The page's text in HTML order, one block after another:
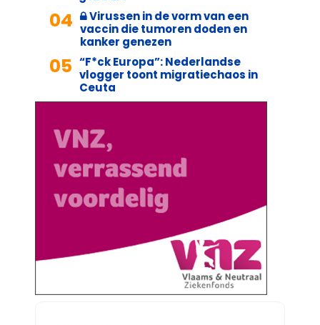
04
Virussen in de vorm van een
vaccin die tumoren doden en
kanker genezen
05 “F*ck Europa”: Nederlandse
vlogger toont migratiechaos in
Ceuta